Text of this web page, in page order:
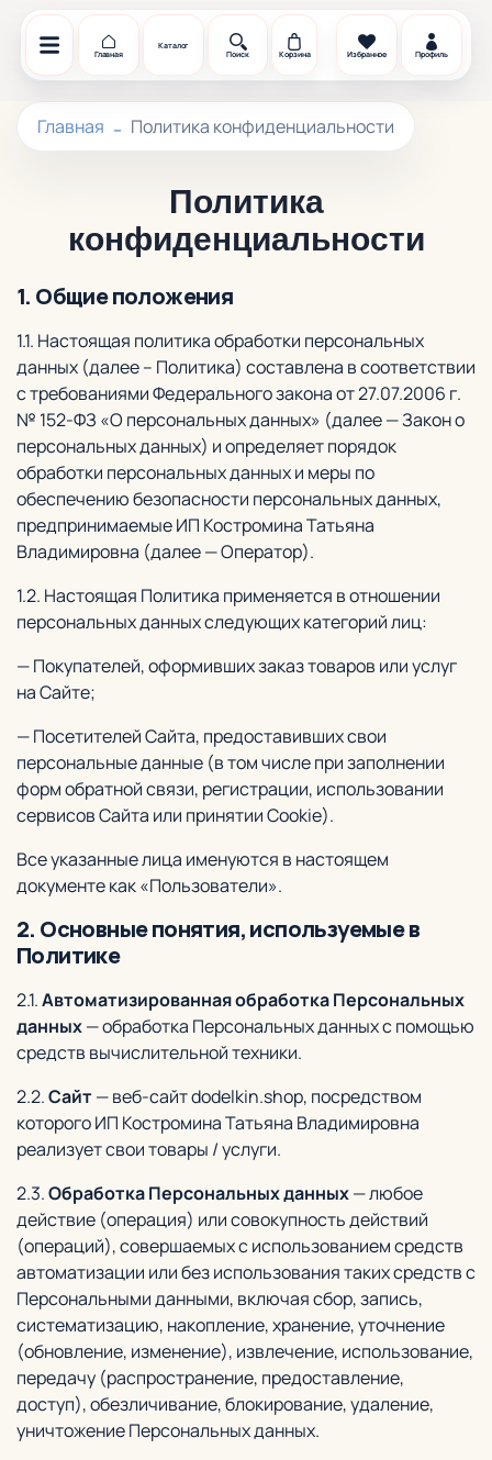
Главная
Каталог
Поиск
Корзина Избранное Профиль
Главная Политика конфиденциальности
Политика
конфиденциальности
1. Общие положения
1.1. Настоящая политика обработки персональных
данных (далее – Политика) составлена в соответствии
с требованиями Федерального закона от 27.07.2006 г.
№ 152-ФЗ «О персональных данных» (далее — Закон о
персональных данных) и определяет порядок
обработки персональных данных и меры по
обеспечению безопасности персональных данных,
предпринимаемые ИП Костромина Татьяна
Владимировна (далее — Оператор).
1.2. Настоящая Политика применяется в отношении
персональных данных следующих категорий лиц:
— Покупателей, оформивших заказ товаров или услуг
на Сайте;
— Посетителей Сайта, предоставивших свои
персональные данные (в том числе при заполнении
форм обратной связи, регистрации, использовании
сервисов Сайта или принятии Сookie).
Все указанные лица именуются в настоящем
документе как «Пользователи».
2. Основные понятия, используемые в
Политике
2.1.Автоматизированная обработка Персональных
данных— обработка Персональных данных с помощью
средств вычислительной техники.
2.2.Сайт— веб-сайт dodelkin.shop, посредством
которого ИП Костромина Татьяна Владимировна
реализует свои товары / услуги.
2.3.Обработка Персональных данных— любое
действие (операция) или совокупность действий
(операций), совершаемых с использованием средств
автоматизации или без использования таких средств с
Персональными данными, включая сбор, запись,
систематизацию, накопление, хранение, уточнение
(обновление, изменение), извлечение, использование,
передачу (распространение, предоставление,
доступ), обезличивание, блокирование, удаление,
уничтожение Персональных данных.